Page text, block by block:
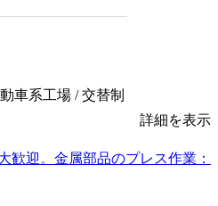
車系工場 / 交替制
詳細を表示